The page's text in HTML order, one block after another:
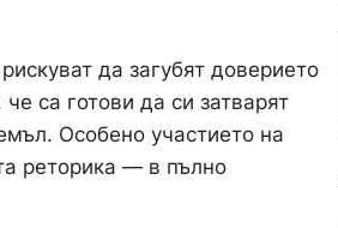
да загубят доверието
са готови да си затварят
Особено участието на
реторика — в пълно